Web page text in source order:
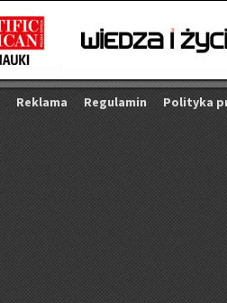
Re­kla­ma Re­gu­la­min Po­li­ty­ka